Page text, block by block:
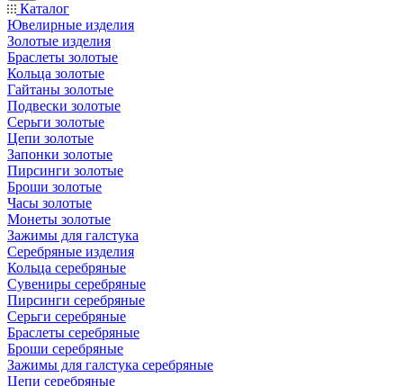
Каталог
Ювелирные изделия
Золотые изделия
Браслеты золотые
Кольца золотые
Гайтаны золотые
Подвески золотые
Серьги золотые
Цепи золотые
Запонки золотые
Пирсинги золотые
Броши золотые
Часы золотые
Монеты золотые
Зажимы для галстука
Серебряные изделия
Кольца серебряные
Сувениры серебряные
Пирсинги серебряные
Серьги серебряные
Браслеты серебряные
Броши серебряные
Зажимы для галстука серебряные
Цепи серебряные